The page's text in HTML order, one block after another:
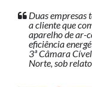
Duas empresas
a cliente que
aparelho de ar-
eficiência
3ª Câmara
Norte, sob